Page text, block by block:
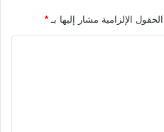
الحقول الإلزامية مشار إليها بـ *